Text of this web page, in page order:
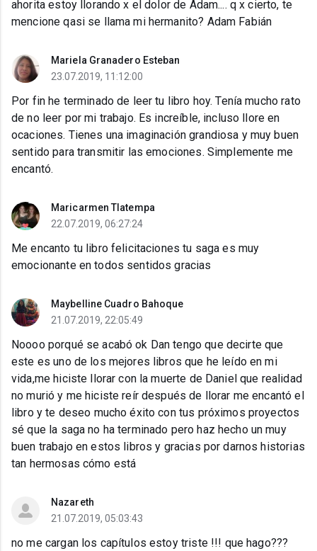
ahorita estoy llorando x el dolor de Adam.... q x cierto, te
mencione qasi se llama mi hermanito? Adam Fabián
Mariela Granadero Esteban
23.07.2019, 11:12:00
Por fin he terminado de leer tu libro hoy. Tenía mucho rato
de no leer por mi trabajo. Es increíble, incluso llore en
ocaciones. Tienes una imaginación grandiosa y muy buen
sentido para transmitir las emociones. Simplemente me
encantó.
Maricarmen Tlatempa
22.07.2019, 06:27:24
Me encanto tu libro felicitaciones tu saga es muy
emocionante en todos sentidos gracias
Maybelline Cuadro Bahoque
21.07.2019, 22:05:49
Noooo porqué se acabó ok Dan tengo que decirte que
este es uno de los mejores libros que he leído en mi
vida,me hiciste llorar con la muerte de Daniel que realidad
no murió y me hiciste reír después de llorar me encantó el
libro y te deseo mucho éxito con tus próximos proyectos
sé que la saga no ha terminado pero haz hecho un muy
buen trabajo en estos libros y gracias por darnos historias
tan hermosas cómo está
Nazareth
21.07.2019, 05:03:43
no me cargan los capítulos estoy triste !!! que hago???